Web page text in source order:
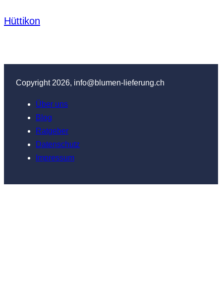
Hüttikon
Copyright 2026, info@blumen-lieferung.ch
Über uns
Blog
Ratgeber
Datenschutz
Impressum